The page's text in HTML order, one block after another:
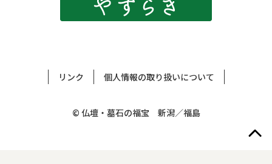
リンク 個人情報の取り扱いについて
© 仏壇・墓石の福宝 新潟／福島